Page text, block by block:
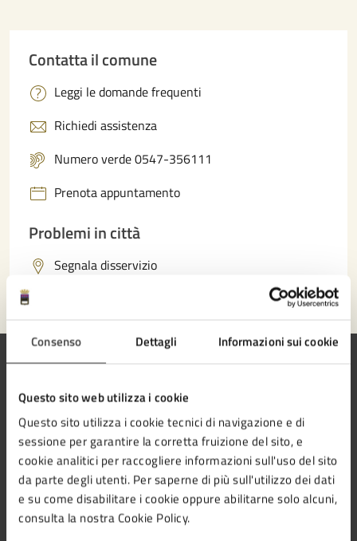
Consenso Dettagli Informazioni sui cookie
Questo sito web utilizza i cookie
Questo sito utilizza i cookie tecnici di navigazione e di
sessione per garantire la corretta fruizione del sito, e
cookie analitici per raccogliere informazioni sull'uso del sito
da parte degli utenti. Per saperne di più sull'utilizzo dei dati
e su come disabilitare i cookie oppure abilitarne solo alcuni,
consulta la nostra Cookie Policy.
Contatta il comune
Leggi le domande frequenti
Richiedi assistenza
Numero verde 0547-356111
Prenota appuntamento
Problemi in città
Segnala disservizio
Comune di Cesena
AMMINISTRAZIONE